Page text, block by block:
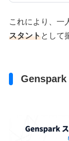
これにより、一
スタントとして
Genspark